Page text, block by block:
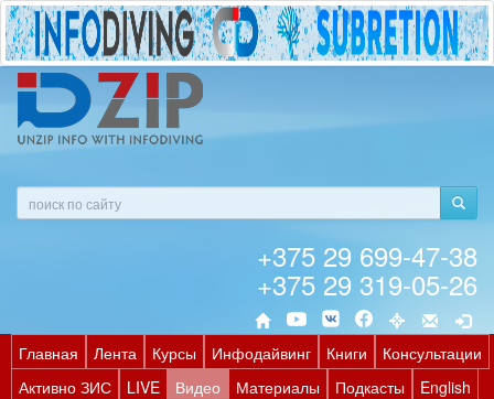
+375 29 699-47-38
+375 29 319-05-26
Главная Лента Курсы Инфодайвинг Книги
Консультации
Активно ЗИС
LIVE Видео Материалы Подкасты
English